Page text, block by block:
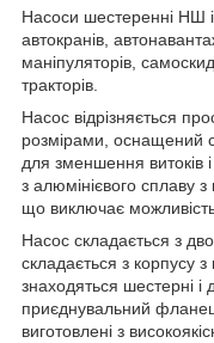
Насоси шестеренні НШ
автокранів,
маніпуляторів,
тракторів.
Насос відрізняється
розмірами,
для зменшення витоків
з алюмінієвого сплаву
що виключає
Насос складається з
складається з корпусу
знаходяться шестерні і
приєднувальний
виготовлені з